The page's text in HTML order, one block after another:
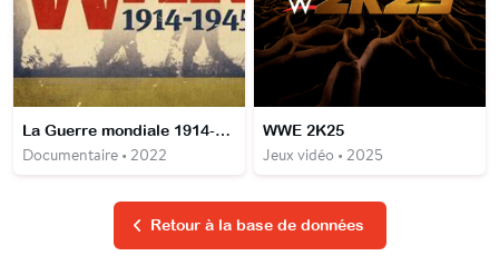
La Guerre mondiale 1914-1945
Documentaire • 2022
WWE 2K25
Jeux vidéo • 2025
Retour à la base de données